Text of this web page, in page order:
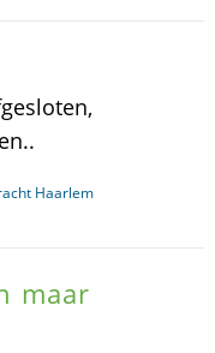
Haarlem
maar